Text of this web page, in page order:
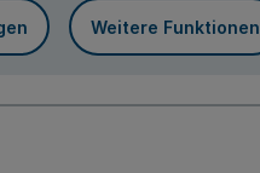
Weitere Funktionen